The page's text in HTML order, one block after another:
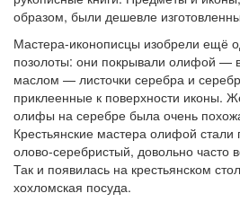
образом, были дешевле
Мастера-иконописцы изобрели ещё
позолоты: они покрывали олифой —
маслом — листочки серебра и
приклеенные к поверхности иконы.
олифы на серебре была очень
Крестьянские мастера олифой
олово-серебристый, довольно часто
Так и появилась на крестьянском
хохломская посуда.